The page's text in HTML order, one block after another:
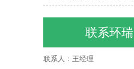
联系环瑞
联系人：王经理